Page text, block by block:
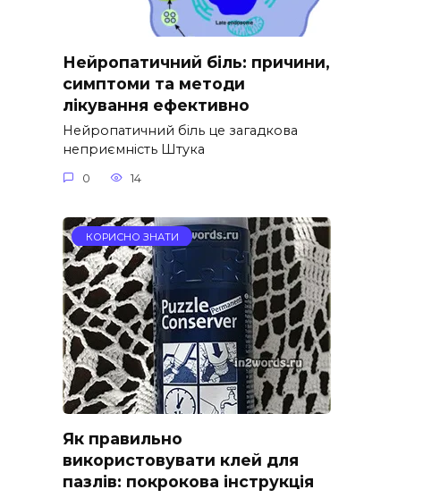
Нейропатичний біль: причини,
симптоми та методи
лікування ефективно
Нейропатичний біль це загадкова
неприємність Штука
0 14
КОРИСНО ЗНАТИ
Як правильно
використовувати клей для
пазлів: покрокова інструкція